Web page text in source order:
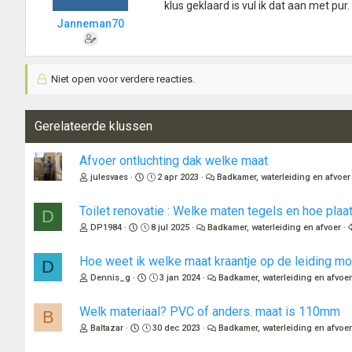
Janneman70
klus geklaard is vul ik dat aan met
Niet open voor verdere reacties.
Gerelateerde klussen
Afvoer ontluchting dak welke maat
julesvaes 2 apr 2023 Badkamer, waterleiding en afvoer
D Toilet renovatie : Welke maten tegels en hoe
DP1984 8 jul 2025 Badkamer, waterleiding en afvoer
D Hoe weet ik welke maat kraantje op de leiding
Dennis_g 3 jan 2024 Badkamer, waterleiding en afvoer
B Welk materiaal? PVC of anders. maat is 110mm
Baltazar 30 dec 2023 Badkamer, waterleiding en afvoer